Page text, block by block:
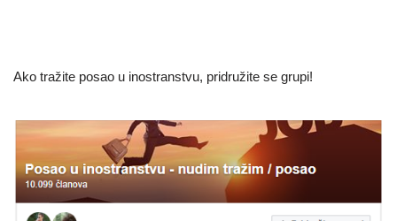
Ako tražite posao u inostranstvu, pridružite se grupi!